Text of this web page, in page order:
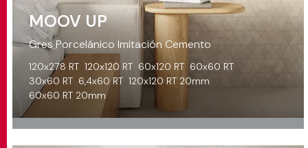
MOOV UP
Gres Porcelánico Imitación Cemento
120x278 RT 120x120 RT 60x120 RT 60x60 RT
30x60 RT 6,4x60 RT 120x120 RT 20mm
60x60 RT 20mm